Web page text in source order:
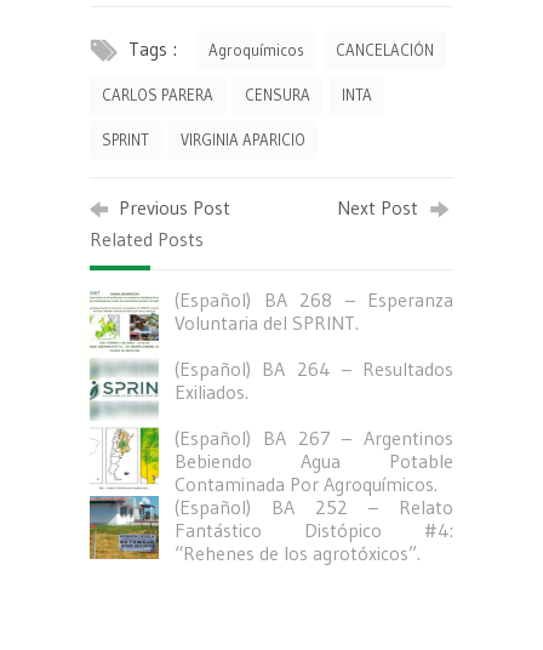
Tags : Agroquímicos CANCELACIÓN
CARLOS PARERA CENSURA INTA
SPRINT VIRGINIA APARICIO
Previous Post
Next Post
Related Posts
(Español) BA 268 – Esperanza
Voluntaria del SPRINT.
(Español) BA 264 – Resultados
Exiliados.
(Español) BA 267 – Argentinos
Bebiendo Agua Potable
Contaminada Por Agroquímicos.
(Español) BA 252 – Relato
Fantástico Distópico #4:
“Rehenes de los agrotóxicos”.